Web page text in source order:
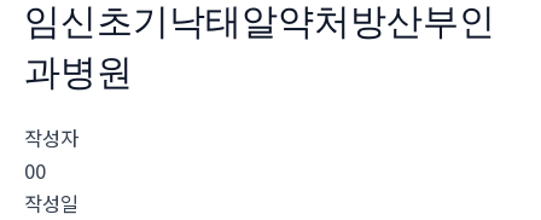
임신초기낙태알약처방산부인
과병원
작성자
00
작성일